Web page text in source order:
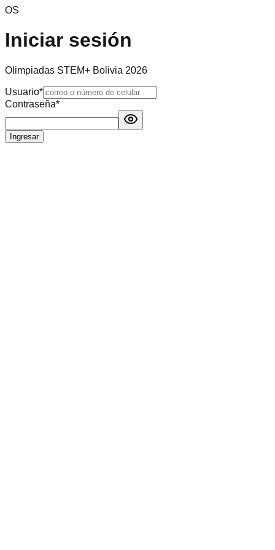
OS
Iniciar sesión
Olimpiadas STEM+ Bolivia 2026
Usuario*
Contraseña*
Ingresar